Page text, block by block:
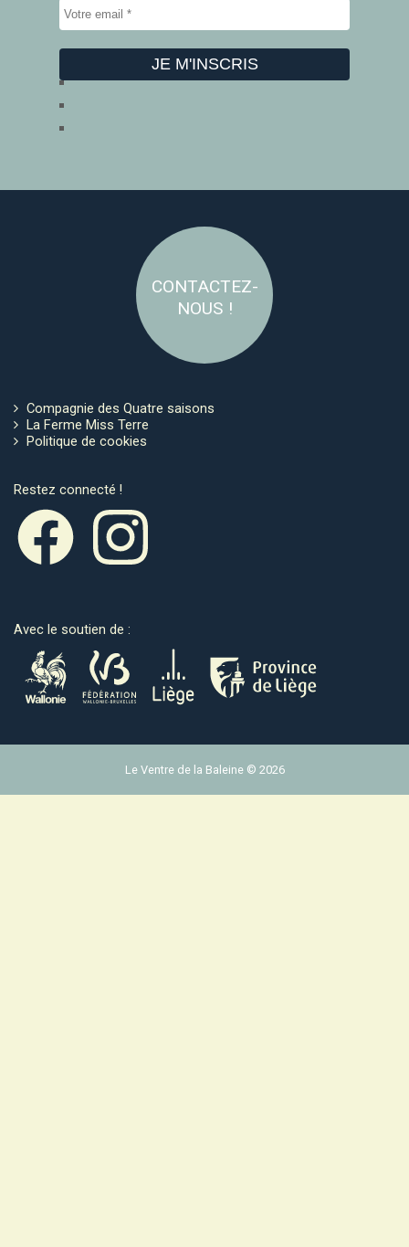
CONTACTEZ-
NOUS !
Compagnie des Quatre saisons
La Ferme Miss Terre
Politique de cookies
Restez connecté !
Avec le soutien de :
Le Ventre de la Baleine © 2026